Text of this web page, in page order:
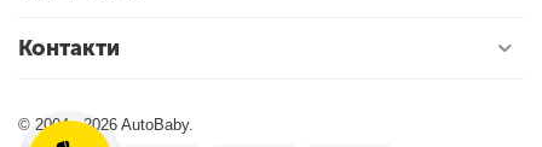
Контакти
© 2004 - 2026 AutoBaby.